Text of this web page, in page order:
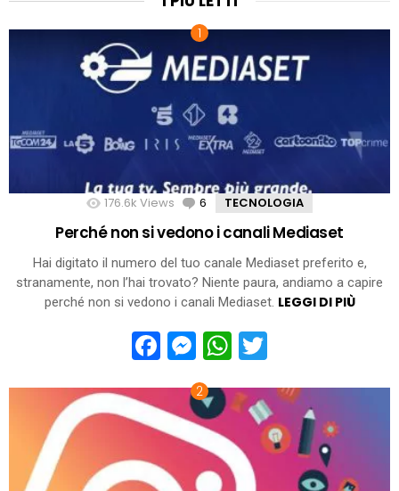
176.6k Views 6 Comments
TECNOLOGIA
Perché non si vedono i canali Mediaset
Hai digitato il numero del tuo canale Mediaset preferito e,
stranamente, non l’hai trovato? Niente paura, andiamo a capire
perché non si vedono i canali Mediaset. LEGGI DI PIÙ
Facebook
Messenger
WhatsApp